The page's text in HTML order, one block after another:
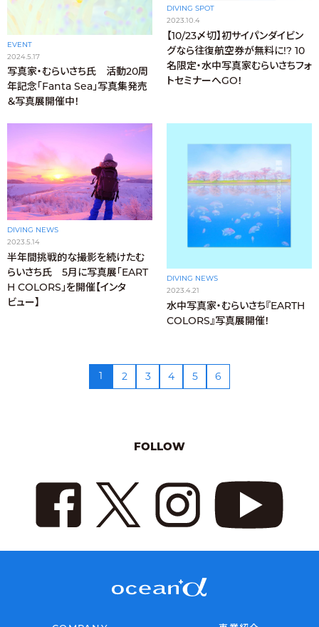
EVENT
2024.5.17
写真家・むらいさち氏 活動20周
年記念「Fanta Sea」写真集発売
＆写真展開催中！
DIVING SPOT
2023.10.4
【10/23〆切】初サイパンダイビン
グなら往復航空券が無料に!? 10
名限定・水中写真家むらいさちフォ
トセミナーへGO！
DIVING NEWS
2023.5.14
半年間挑戦的な撮影を続けたむ
らいさち氏 5月に写真展「EART
H COLORS」を開催【インタ
ビュー】
DIVING NEWS
2023.4.21
水中写真家・むらいさち『EARTH
COLORS』写真展開催！
1 2 3 4 5 6
FOLLOW